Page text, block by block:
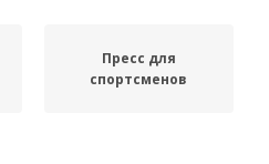
Пресс для
спортсменов